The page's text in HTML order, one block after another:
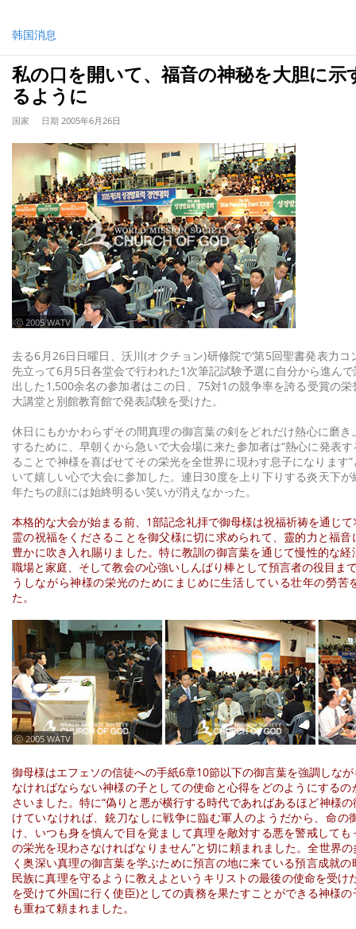
韩国消息
私の口を開いて、福音の神秘を大胆に示
るように
国家 日期 2005年6月26日
ⓒ 2005 WATV
去る6月26日日曜日、沃川(オクチョン)研修院で‘第5回聖書発表力コ
先立って6月5日各堂会で行われた1次筆記試験予選に自分から進ん
出した1,500余名の参加者はこの日、75対1の競争率を誇る受賞の
大講堂と別館教育館で発表試験を受けた。
休日にもかかわらずその間真理の御言葉の剣をどれだけ熱心に磨
するために、早朝くから急いで大会場に来た参加者は“熱心に発表
ることで神様を喜ばせてその栄光を全世界に現わす息子になります
いて嬉しい心で大会に参加した。連日30度を上り下りする炎天下
年たちの顔には始終明るい笑いが消えなかった。
本格的な大会が始まる前、1部記念礼拝で御母様は祝福祈祷を通じ
霊の祝福をくださることを御父様に切に求められて、靈的力と福
豊かに吹き入れ賜りました。特に教訓の御言葉を通じて慢性的な
職場と家庭、そして教会の心強いしんばり棒として預言者の役目ま
うしながら神様の栄光のためにまじめに生活している壮年の勞苦
た。
ⓒ 2005 WATV
御母様はエフェソの信徒への手紙6章10節以下の御言葉を強調しな
なければならない神様の子としての使命と心得をどのようにする
さいました。特に“偽りと悪が横行する時代であればあるほど神様
けていなければ、銃刀なしに戦争に臨む軍人のようだから、命の
け、いつも身を慎んで目を覚まして真理を敵対する悪を警戒して
の栄光を現わさなければなりません”と切に頼まれました。全世界
く奥深い真理の御言葉を学ぶために預言の地に来ている預言成就
民族に真理を守るように教えよというキリストの最後の使命を受け
を受けて外国に行く使臣)としての責務を果たすことができる神様
も重ねて頼まれました。